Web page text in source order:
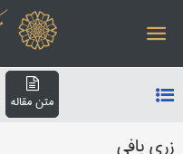
متن مقاله
زری بافی